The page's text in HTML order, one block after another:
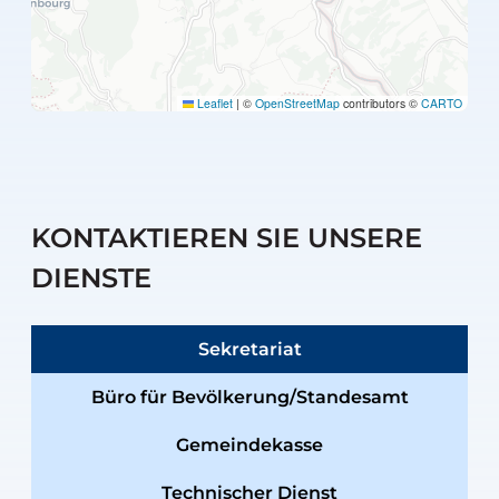
Leaflet | © OpenStreetMap contributors © CARTO
KONTAKTIEREN SIE UNSERE
DIENSTE
Sekretariat
Büro für Bevölkerung/Standesamt
Gemeindekasse
Technischer Dienst